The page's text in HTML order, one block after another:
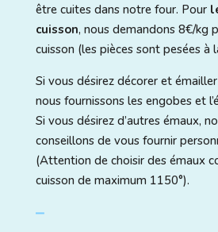
être cuites dans notre four. Pour
cuisson, nous demandons 8€/kg
cuisson (les pièces sont pesées à
Si vous désirez décorer et
nous fournissons les engobes et
Si vous désirez d’autres émaux,
conseillons de vous fournir
(Attention de choisir des émaux
cuisson de maximum 1150°).